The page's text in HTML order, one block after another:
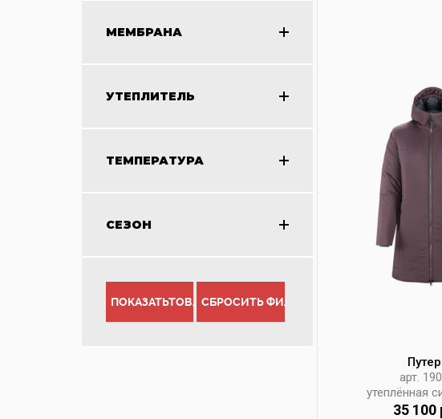
МЕМБРАНА
УТЕПЛИТЕЛЬ
ТЕМПЕРАТУРА
СЕЗОН
арт.
утеплённая
35 100